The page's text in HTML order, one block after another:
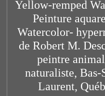
Yellow-remped
Peinture
Watercolor-
de Robert M.
peintre
naturaliste, Bas-
Laurent,